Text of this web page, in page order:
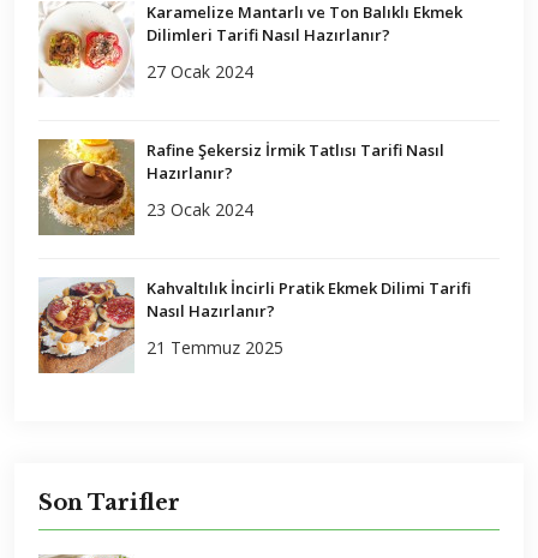
Karamelize Mantarlı ve Ton Balıklı Ekmek
Dilimleri Tarifi Nasıl Hazırlanır?
27 Ocak 2024
Rafine Şekersiz İrmik Tatlısı Tarifi Nasıl
Hazırlanır?
23 Ocak 2024
Kahvaltılık İncirli Pratik Ekmek Dilimi Tarifi
Nasıl Hazırlanır?
21 Temmuz 2025
Son Tarifler